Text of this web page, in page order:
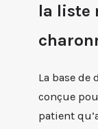
la liste
La base de
conçue
patient